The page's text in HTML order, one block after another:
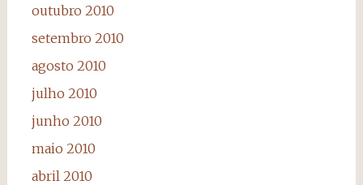
outubro 2010
setembro 2010
agosto 2010
julho 2010
junho 2010
maio 2010
abril 2010